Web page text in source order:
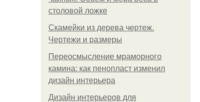
столовой ложке
Скамейки из дерева чертеж.
Чертежи и размеры
Переосмысление мраморного
камина: как пенопласт изменил
дизайн интерьера
Дизайн интерьеров для